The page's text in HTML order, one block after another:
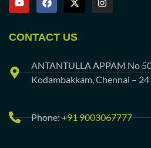
CONTACT US
ANTANTULLA APPAM No
Kodambakkam, Chennai – 24
Phone:+91 9003067777